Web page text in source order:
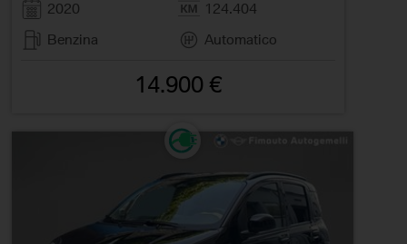
2020
124.404
Benzina
Automatico
14.900 €